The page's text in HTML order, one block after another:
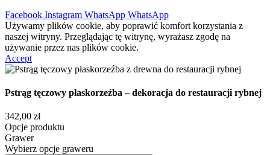
Facebook Instagram WhatsApp WhatsApp
Używamy plików cookie, aby poprawić komfort korzystania z
naszej witryny. Przeglądając tę witrynę, wyrażasz zgodę na
używanie przez nas plików cookie.
Accept
Pstrąg tęczowy płaskorzeźba – dekoracja do restauracji rybnej
342,00 zł
Opcje produktu
Grawer
Wybierz opcje graweru